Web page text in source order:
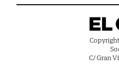
Copyright
C/ Gran